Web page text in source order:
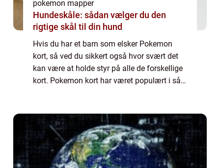
pokemon mapper
Hundeskåle: sådan vælger du den
rigtige skål til din hund
Hvis du har et barn som elsker Pokemon
kort, så ved du sikkert også hvor svært det
kan være at holde styr på alle de forskellige
kort. Pokemon kort har været populært i så